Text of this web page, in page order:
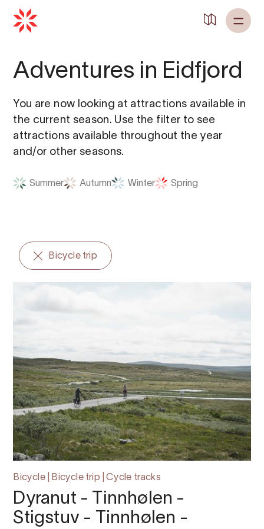
Adventures in Eidfjord
You are now looking at attractions available in
the current season. Use the filter to see
attractions available throughout the year
and/or other seasons.
Summer Autumn Winter Spring
Bicycle trip
Bicycle | Bicycle trip | Cycle tracks
Dyranut - Tinnhølen -
Stigstuv - Tinnhølen -